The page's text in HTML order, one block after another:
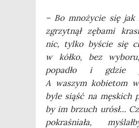
– Bo mno­ży­cie się
zgrzyt­nął zęba­mi
nic, tyl­ko byście się
w kół­ko, bez
popa­dło i gdzie
A waszym kobie­tom
byle siąść na męskich
by im brzuch urósł…
pokra­śnia­ła,